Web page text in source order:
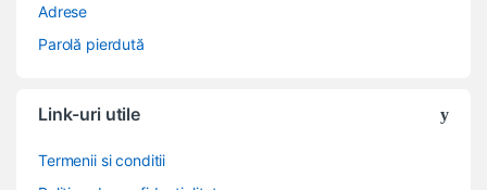
Adrese
Parolă pierdută
Link-uri utile
Termenii si conditii